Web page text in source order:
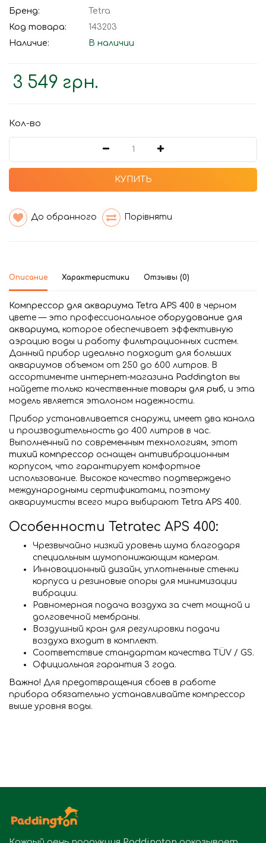
Бренд:
Tetra
Код товара:
143203
Наличие:
В наличии
3 549 грн.
Кол-во
КУПИТЬ
До обранного Порівняти
Описание Характеристики Отзывы (0)
Компрессор для аквариума Tetra APS 400 в черном
цвете — это профессиональное оборудование для
аквариума, которое обеспечивает эффективную
аэрацию воды и работу фильтрационных систем.
Данный прибор идеально подходит для больших
аквариумов объемом от 250 до 600 литров. В
ассортименте интернет-магазина Paddington вы
найдете только качественные товары для рыб, и эта
модель является эталоном надежности.
Прибор устанавливается снаружи, имеет два канала
и производительность до 400 литров в час.
Выполненный по современным технологиям, этот
тихий компрессор оснащен антивибрационным
корпусом, что гарантирует комфортное
использование. Высокое качество подтверждено
международными сертификатами, поэтому
аквариумисты всего мира выбирают Tetra APS 400.
Особенности Tetratec APS 400:
Чрезвычайно низкий уровень шума благодаря
специальным шумопонижающим камерам.
Инновационный дизайн, уплотненные стенки
корпуса и резиновые опоры для минимизации
вибрации.
Равномерная подача воздуха за счет мощной и
долговечной мембраны.
Воздушный кран для регулировки подачи
воздуха входит в комплект.
Соответствие стандартам качества TÜV / GS.
Официальная гарантия 3 года.
Важно! Для предотвращения сбоев в работе
прибора обязательно устанавливайте компрессор
выше уровня воды.